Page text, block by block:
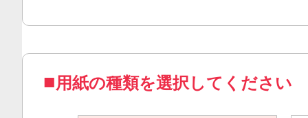
用紙の種類を選択してください